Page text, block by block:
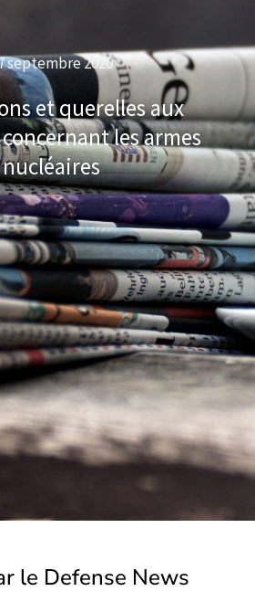
septembre 2020
et querelles aux
les armes
nucléaires
le Defense News